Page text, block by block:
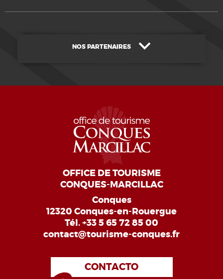
NOS PARTENAIRES
OFFICE DE TOURISME
CONQUES-MARCILLAC
Conques
12320 Conques-en-Rouergue
Tél.+33 5 65 72 85 00
contact@tourisme-conques.fr
CONTACTO